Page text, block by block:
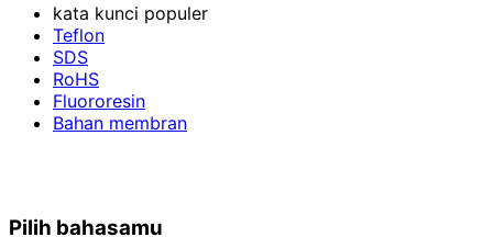
kata kunci populer
Teflon
SDS
RoHS
Fluororesin
Bahan membran
Pilih bahasamu